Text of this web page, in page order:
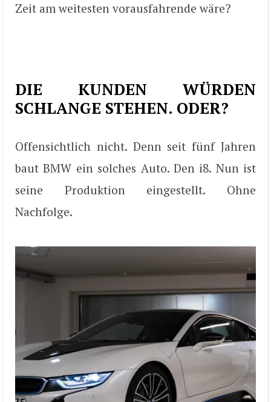
Zeit am weitesten vorausfahrende wäre?
DIE KUNDEN WÜRDEN
SCHLANGE STEHEN. ODER?
Offensichtlich nicht. Denn seit fünf Jahren
baut BMW ein solches Auto. Den i8. Nun ist
seine Produktion eingestellt. Ohne
Nachfolge.